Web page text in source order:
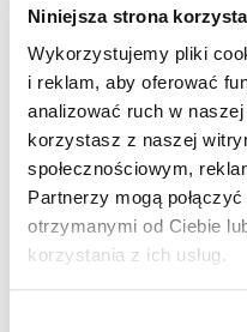
Niniejsza strona
Wykorzystujemy pliki
i reklam, aby oferować
analizować ruch w
korzystasz z naszej
społecznościowym,
Partnerzy mogą
otrzymanymi od Ciebie
korzystania z ich usług.
5 komentarzy do
WORD jak się